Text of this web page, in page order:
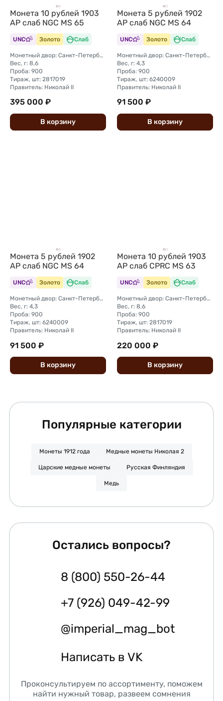
Монета 10 рублей 1903
АР слаб NGC MS 65
UNC Золото Слаб
Монетный двор: Санкт-Петербургский монетный двор
Вес, г: 8,6
Проба: 900
Тираж, шт: 2817019
Правитель: Николай II
395 000 ₽
В корзину
Монета 5 рублей 1902
АР слаб NGC MS 64
UNC Золото Слаб
Монетный двор: Санкт-Петербургский монетный двор
Вес, г: 4,3
Проба: 900
Тираж, шт: 6240009
Правитель: Николай II
91 500 ₽
В корзину
Монета 5 рублей 1902
АР слаб NGC MS 64
UNC Золото Слаб
Монетный двор: Санкт-Петербургский монетный двор
Вес, г: 4,3
Проба: 900
Тираж, шт: 6240009
Правитель: Николай II
91 500 ₽
В корзину
Монета 10 рублей 1903
АР слаб CPRC MS 63
UNC Золото Слаб
Монетный двор: Санкт-Петербургский монетный двор
Вес, г: 8,6
Проба: 900
Тираж, шт: 2817019
Правитель: Николай II
220 000 ₽
В корзину
Популярные категории
Монеты 1912 года Медные монеты Николая 2
Царские медные монеты Русская Финляндия
Медь
Остались вопросы?
8 (800) 550-26-44
+7 (926) 049-42-99
@imperial_mag_bot
Написать в VK
Проконсультируем по ассортименту, поможем
найти нужный товар, развеем сомнения